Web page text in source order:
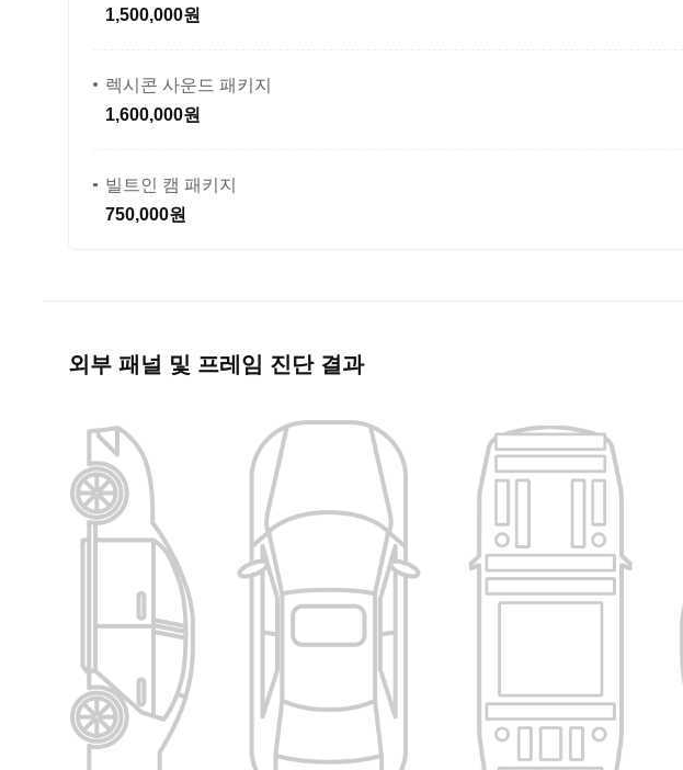
1,500,000원
렉시콘 사운드 패키지
1,600,000원
빌트인 캠 패키지
750,000원
외부 패널 및 프레임 진단 결과